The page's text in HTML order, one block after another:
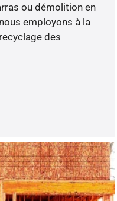
ou démolition en
employons à la
des